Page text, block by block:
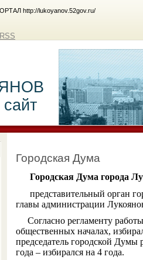
http://lukoyanov.52gov.ru/
RSS
Городская Дума
Городская Дума города
представительный орган
главы администрации
Согласно регламенту
общественных началах,
председатель городской Думы
года – избирался на 4 года.